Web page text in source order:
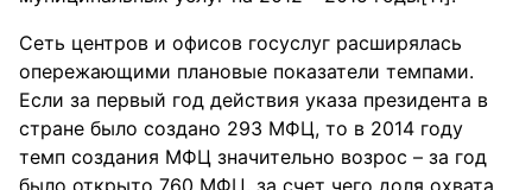
Сеть центров и офисов госуслуг расширялась
опережающими плановые показатели темпами.
Если за первый год действия указа президента в
стране было создано 293 МФЦ, то в 2014 году
темп создания МФЦ значительно возрос – за год
было открыто 760 МФЦ, за счет чего доля охвата